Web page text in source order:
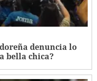
denuncia lo
bella chica?